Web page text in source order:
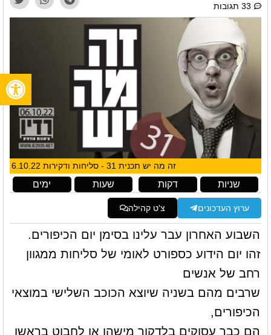
33 תגובות
זה מה יש תכנית 31 - סליחות ודקירות 6.10.22
ימים שעות דקות שניות
ערוץ העדכונים צ'ט קהילה
השבוע האחרון עבר עלינו בסימן יום הכיפורים.
זהו יום הידוע כספורט לאומי של סליחות ממגוון
רחב של אנשים
שרבים מהם בשניה שיוצא הכוכב השלישי במוצאי
הכיפורים,
הם כבר עסוקים בלדקור מישהו או לחבוט בראשו